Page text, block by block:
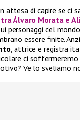
attesa di capire se ci
Álvaro Morata e
personaggi del
essere finite.
, attrice e registra
ci soffermeremo
Ve lo sveliamo